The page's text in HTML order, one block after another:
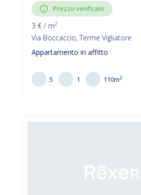
Prezzo verificato
3 € / m2
Via Boccaccio, Terme Vigliatore
Appartamento in affitto
5 1 110m2